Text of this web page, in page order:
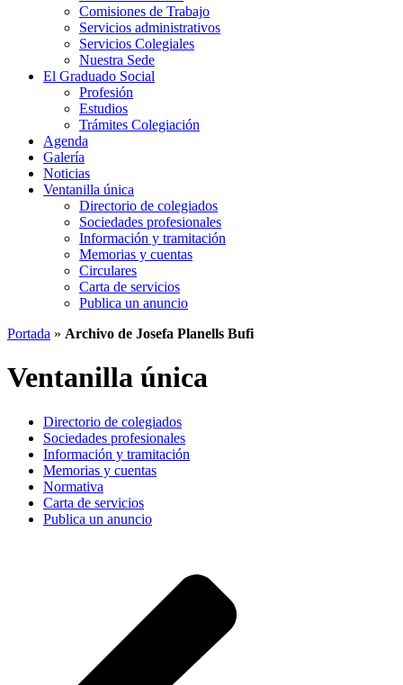
Comisiones de Trabajo
Servicios administrativos
Servicios Colegiales
Nuestra Sede
El Graduado Social
Profesión
Estudios
Trámites Colegiación
Agenda
Galería
Noticias
Ventanilla única
Directorio de colegiados
Sociedades profesionales
Información y tramitación
Memorias y cuentas
Circulares
Carta de servicios
Publica un anuncio
Portada » Archivo de Josefa Planells Bufi
Ventanilla única
Directorio de colegiados
Sociedades profesionales
Información y tramitación
Memorias y cuentas
Normativa
Carta de servicios
Publica un anuncio